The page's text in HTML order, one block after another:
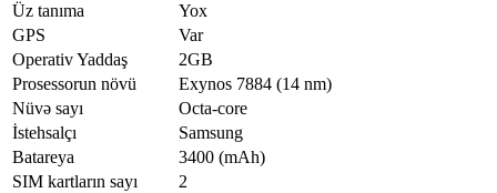
Üz tanıma
Yox
GPS
Var
Operativ Yaddaş
2GB
Prosessorun növü
Exynos 7884 (14 nm)
Nüvə sayı
Octa-core
İstehsalçı
Samsung
Batareya
3400 (mAh)
SIM kartların sayı
2